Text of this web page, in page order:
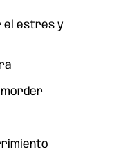
el estrés y